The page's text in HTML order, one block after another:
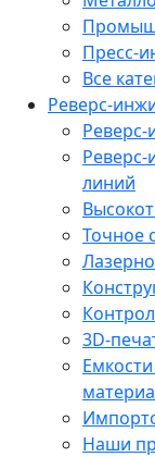
Пресс-
Все
Реверс-
линий
Точное
3D-
Наши